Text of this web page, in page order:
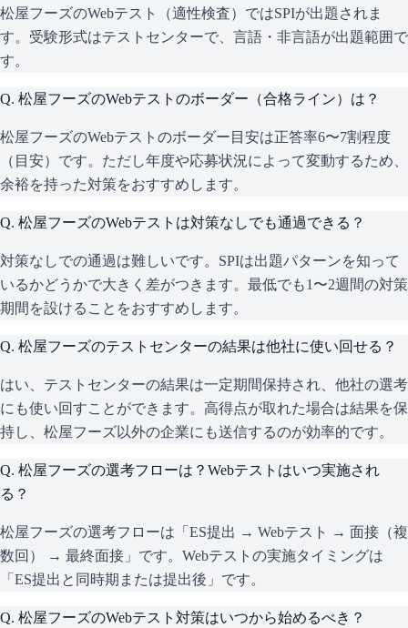
松屋フーズのWebテスト（適性検査）ではSPIが出題されま
す。受験形式はテストセンターで、言語・非言語が出題範囲で
す。
Q. 松屋フーズのWebテストのボーダー（合格ライン）は？
松屋フーズのWebテストのボーダー目安は正答率6〜7割程度
（目安）です。ただし年度や応募状況によって変動するため、
余裕を持った対策をおすすめします。
Q. 松屋フーズのWebテストは対策なしでも通過できる？
対策なしでの通過は難しいです。SPIは出題パターンを知って
いるかどうかで大きく差がつきます。最低でも1〜2週間の対策
期間を設けることをおすすめします。
Q. 松屋フーズのテストセンターの結果は他社に使い回せる？
はい、テストセンターの結果は一定期間保持され、他社の選考
にも使い回すことができます。高得点が取れた場合は結果を保
持し、松屋フーズ以外の企業にも送信するのが効率的です。
Q. 松屋フーズの選考フローは？Webテストはいつ実施され
る？
松屋フーズの選考フローは「ES提出 → Webテスト → 面接（複
数回） → 最終面接」です。Webテストの実施タイミングは
「ES提出と同時期または提出後」です。
Q. 松屋フーズのWebテスト対策はいつから始めるべき？